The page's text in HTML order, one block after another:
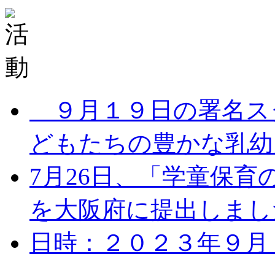
９月１９日の署名ス
どもたちの豊かな乳
7月26日、「学童保育
を大阪府に提出しま
日時：２０２３年９